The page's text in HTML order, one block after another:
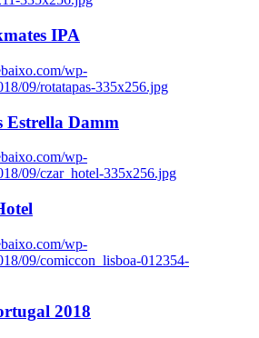
IPA
wp-
09/rotatapas-335x256.jpg
Estrella Damm
wp-
09/czar_hotel-335x256.jpg
wp-
09/comiccon_lisboa-012354-
2018